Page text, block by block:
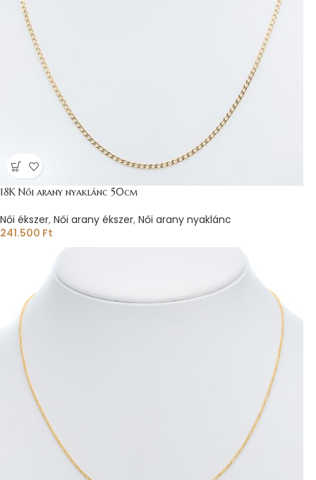
18K Női arany nyaklánc 50cm
Női ékszer, Női arany ékszer, Női arany nyaklánc
241.500 Ft